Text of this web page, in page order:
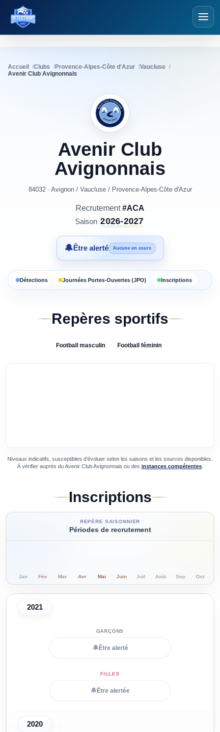
Détections Foot
Accueil Clubs Provence-Alpes-Côte d'Azur
Vaucluse
Avenir Club Avignonnais
Avenir Club
Avignonnais
84032 · Avignon/ Vaucluse/ Provence-Alpes-Côte d'Azur
Recrutement#ACA
Saison 2026-2027
🔔Être alerté Aucune en cours
Détections Journées Portes-Ouvertes (JPO) Inscriptions
Repères sportifs
Football masculin Football féminin
Niveaux indicatifs, susceptibles d’évoluer selon les saisons et les sources disponibles.
À vérifier auprès duAvenir Club Avignonnais ou des instances compétentes.
Inscriptions
REPÈRE SAISONNIER
Périodes de recrutement
Jan Fév Mar Avr Mai Juin Juil Août Sep Oct
2021
🔔 Être alerté
🔔 Être alertée
2020